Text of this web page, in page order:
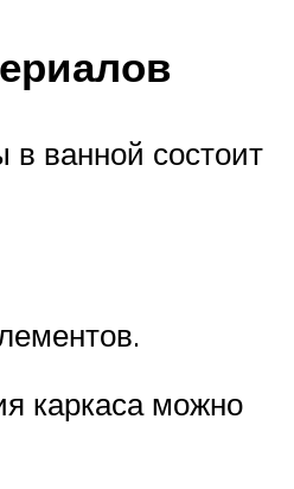
в ванной состоит
каркаса можно